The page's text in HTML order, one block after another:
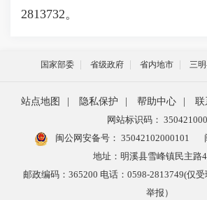
2813732。
国家部委 省级政府 省内地市 三
站点地图 隐私保护 帮助中心 联
网站标识码：
闽公网安备号： 35042102000101
地址：明溪县雪峰镇民主路
邮政编码：365200 电话：0598-2813749(仅
举报）